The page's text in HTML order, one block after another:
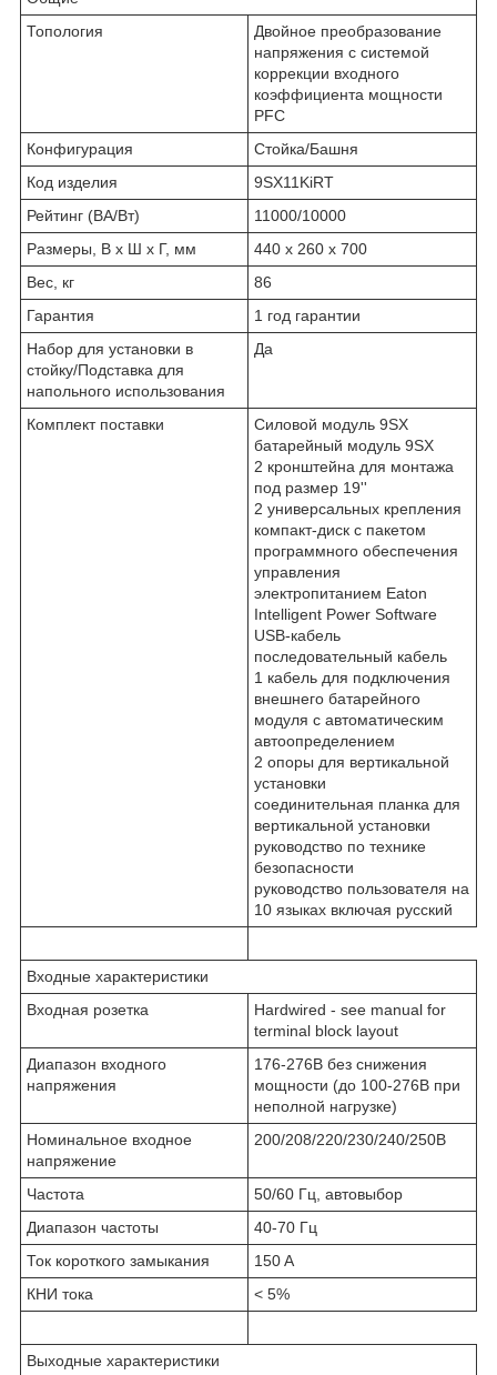
Топология
Двойное преобразование
напряжения с системой
коррекции входного
коэффициента мощности
PFC
Конфигурация
Стойка/Башня
Код изделия
9SX11KiRT
Рейтинг (ВА/Вт)
11000/10000
Размеры, В x Ш x Г, мм
440 x 260 x 700
Вес, кг
86
Гарантия
1 год гарантии
Набор для установки в
стойку/Подставка для
напольного использования
Да
Комплект поставки
Силовой модуль 9SX
батарейный модуль 9SX
2 кронштейна для монтажа
под размер 19''
2 универсальных крепления
компакт-диск с пакетом
программного обеспечения
управления
электропитанием Eaton
Intelligent Power Software
USB-кабель
последовательный кабель
1 кабель для подключения
внешнего батарейного
модуля с автоматическим
автоопределением
2 опоры для вертикальной
установки
соединительная планка для
вертикальной установки
руководство по технике
безопасности
руководство пользователя на
10 языках включая русский
Входные характеристики
Входная розетка
Hardwired - see manual for
terminal block layout
Диапазон входного
напряжения
176-276В без снижения
мощности (до 100-276В при
неполной нагрузке)
Номинальное входное
напряжение
200/208/220/230/240/250В
Частота
50/60 Гц, автовыбор
Диапазон частоты
40-70 Гц
Ток короткого замыкания
150 A
КНИ тока
< 5%
Выходные характеристики